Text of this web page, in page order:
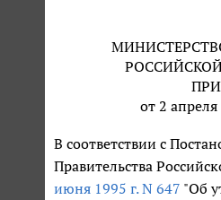
от 2 апреля
В соответствии с
Правительства
июня 1995 г. N 647 "Об